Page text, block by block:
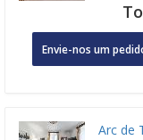
Envie-nos um
Arc de